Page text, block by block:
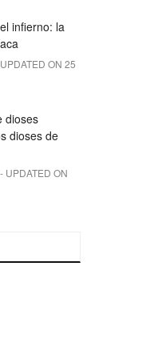
infierno: la
ON 25
dioses
dioses de
UPDATED ON